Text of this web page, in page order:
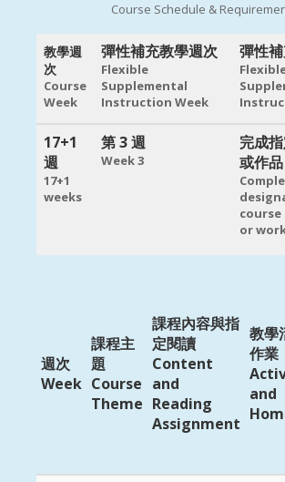
Course Schedule &
教學週
次
Course
Week
彈性補充教學週次
Flexible
Supplemental
Instruction Week
彈性
17+1
週
17+1
weeks
第 3 週
Week 3
完成
或作品
or
週次
Week
課程主
題
Course
Theme
課程內容與指
定閱讀
Content
and
Reading
Assignment
教學
作業
and